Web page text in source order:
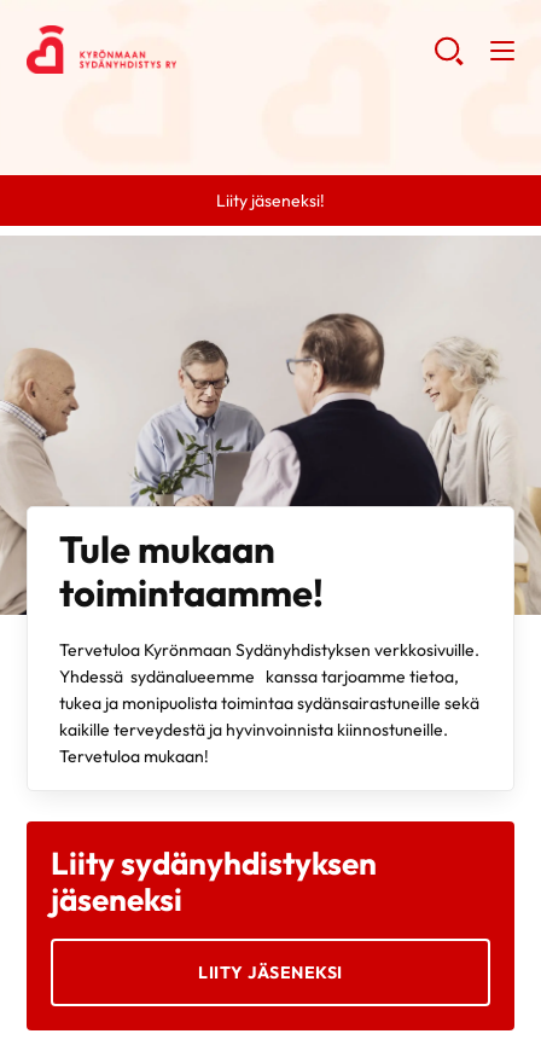
Liity jäseneksi!
Tule mukaan
toimintaamme!
Tervetuloa Kyrönmaan Sydänyhdistyksen verkkosivuille.
Yhdessä sydänalueemme kanssa tarjoamme tietoa,
tukea ja monipuolista toimintaa sydänsairastuneille sekä
kaikille terveydestä ja hyvinvoinnista kiinnostuneille.
Tervetuloa mukaan!
Liity sydänyhdistyksen
jäseneksi
LIITY JÄSENEKSI